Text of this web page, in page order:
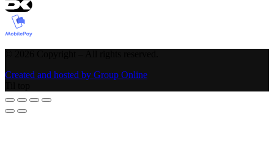
Created and hosted by Group Online